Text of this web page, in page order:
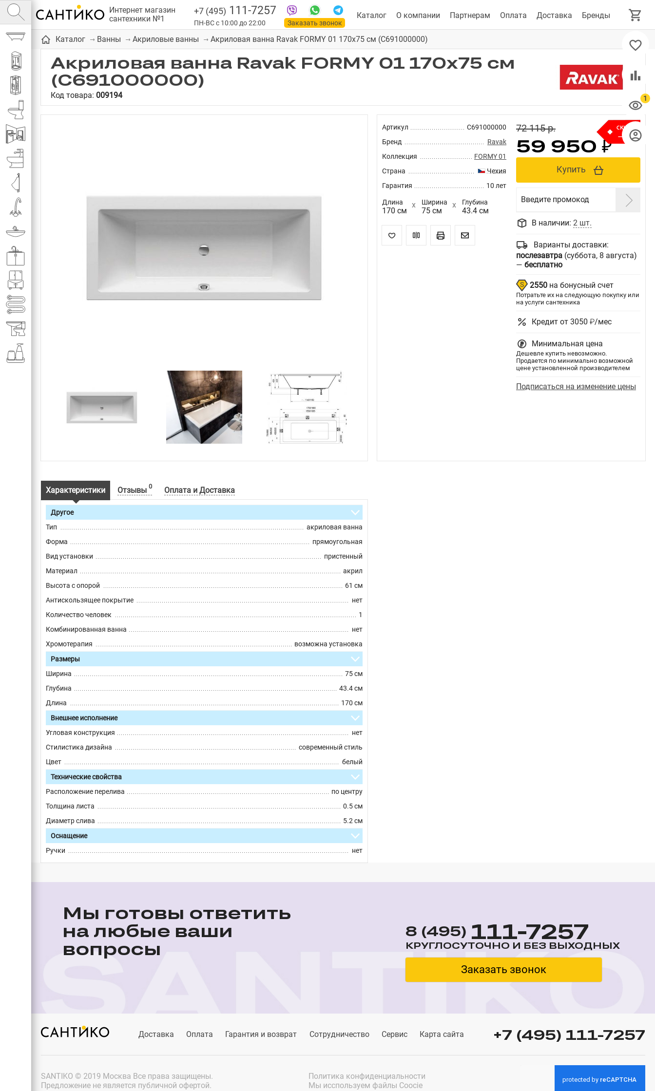
Интернет магазин
сантехники №1
+7 (495) 111-7257
ПН-ВС с 10:00 до 22:00
Заказать звонок
Ванны
Душевые кабины
Душевые
Каталог О компании Партнерам Оплата Доставка Бренды
Каталог Ванны Акриловые ванны Акриловая ванна Ravak FORMY 01 170x75 см (C691000000)
Акриловая ванна Ravak FORMY 01 170x75 см
(C691000000)
Код товара: 009194
Артикул
C691000000
Бренд
Ravak
Коллекция
FORMY 01
Страна
Чехия
Гарантия
10 лет
Длина
170 см
Ширина
75 см
Глубина
43.4 см
72 115 p.
–17%
59 950 ₽
Купить
Введите промокод
В наличии: 2 шт.
Варианты доставки:
послезавтра (суббота, 8 августа)
— бесплатно
2550 на бонусный счет
Потратьте их на следующую покупку или
на услуги сантехника
Кредит от 3050 ₽/мес
Минимальная цена
Дешевле купить невозможно.
Продается по минимально возможной
цене установленной производителем
Подписаться на изменение цены
Характеристики Отзывы 0 Оплата и Доставка
Другое
Тип
акриловая ванна
Форма
прямоугольная
Вид установки
пристенный
Материал
акрил
Высота с опорой
61 см
Антискользящее покрытие
нет
Количество человек
1
Комбинированная ванна
нет
Хромотерапия
возможна установка
Размеры
Ширина
75 см
Глубина
43.4 см
Длина
170 см
Внешнее исполнение
Угловая конструкция
нет
Стилистика дизайна
современный стиль
Цвет
белый
Технические свойства
Расположение перелива
по центру
Толщина листа
0.5 см
Диаметр слива
5.2 см
Оснащение
Ручки
нет
Мы готовы ответить
на любые ваши
вопросы
8 (495) 111-7257
КРУГЛОСУТОЧНО И БЕЗ ВЫХОДНЫХ
Заказать звонок
Доставка Оплата Гарантия и возврат Сотрудничество Сервис Карта сайта +7 (495) 111-7257
SANTIKO © 2019 Москва Все права защищены.
Предложение не является публичной офертой.
Политика конфиденциальности
Мы исспользуем файлы Coocie